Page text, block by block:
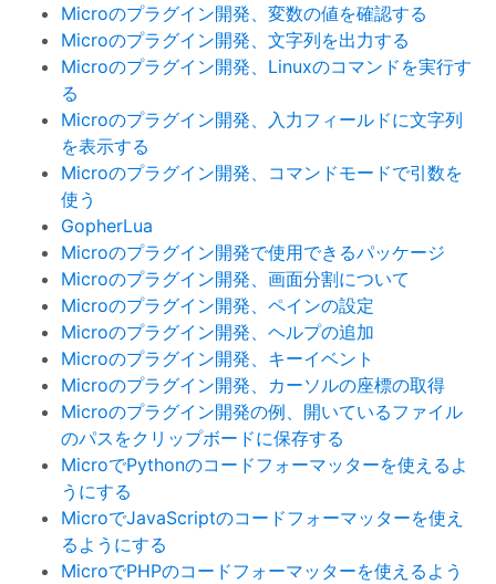
Microのプラグイン開発、変数の値を確認する
Microのプラグイン開発、文字列を出力する
Microのプラグイン開発、Linuxのコマンドを実行す
る
Microのプラグイン開発、入力フィールドに文字列
を表示する
Microのプラグイン開発、コマンドモードで引数を
使う
GopherLua
Microのプラグイン開発で使用できるパッケージ
Microのプラグイン開発、画面分割について
Microのプラグイン開発、ペインの設定
Microのプラグイン開発、ヘルプの追加
Microのプラグイン開発、キーイベント
Microのプラグイン開発、カーソルの座標の取得
Microのプラグイン開発の例、開いているファイル
のパスをクリップボードに保存する
MicroでPythonのコードフォーマッターを使えるよ
うにする
MicroでJavaScriptのコードフォーマッターを使え
るようにする
MicroでPHPのコードフォーマッターを使えるよう